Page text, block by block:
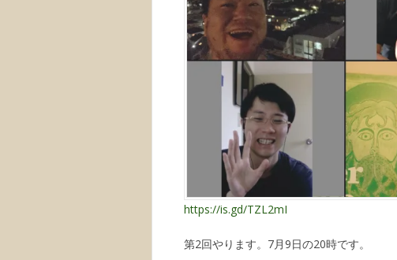
https://is.gd/TZL2mI
第2回やります。7月9日の20時です。